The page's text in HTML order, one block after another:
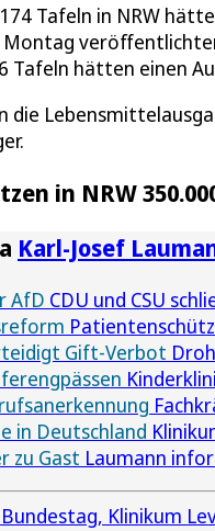
Tafeln in NRW
Montag
Tafeln hätten einen
die
in NRW
Karl-Josef
AfD CDU und CSU
Gift-Verbot
in Deutschland
zu Gast Laumann
Klinikum